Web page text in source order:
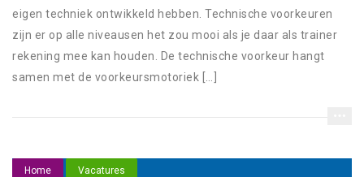
eigen techniek ontwikkeld hebben. Technische voorkeuren
zijn er op alle niveausen het zou mooi als je daar als trainer
rekening mee kan houden. De technische voorkeur hangt
samen met de voorkeursmotoriek […]
Home Vacatures